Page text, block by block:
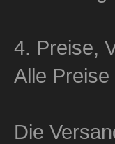
4. Preise,
Alle
Die